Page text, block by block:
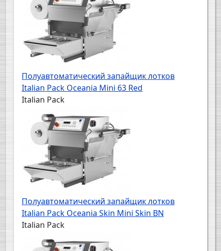
Полуавтоматический запайщик лотков
Italian Pack Oceania Mini 63 Red
Italian Pack
Полуавтоматический запайщик лотков
Italian Pack Oceania Skin Mini Skin BN
Italian Pack